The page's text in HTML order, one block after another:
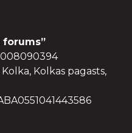
forums”
Kolkas pagasts,